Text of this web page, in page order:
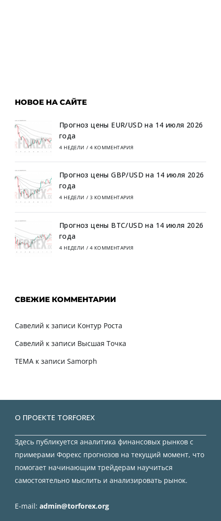
НОВОЕ НА САЙТЕ
Прогноз цены EUR/USD на 14 июля 2026
года
4 НЕДЕЛИ / 4 КОММЕНТАРИЯ
Прогноз цены GBP/USD на 14 июля 2026
года
4 НЕДЕЛИ / 3 КОММЕНТАРИЯ
Прогноз цены BTC/USD на 14 июля 2026
года
4 НЕДЕЛИ / 4 КОММЕНТАРИЯ
СВЕЖИЕ КОММЕНТАРИИ
Савелий к записи Контур Роста
Савелий к записи Высшая Точка
TEMA к записи Samorph
О ПРОЕКТЕ TORFOREX
Здесь публикуется аналитика финансовых рынков с
примерами Форекс прогнозов на текущий момент, что
помогает начинающим трейдерам научиться
самостоятельно мыслить и анализировать рынок.
E-mail: admin@torforex.org